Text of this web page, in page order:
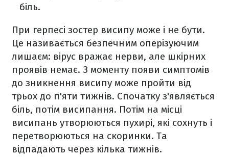
біль.
При герпесі зостер висипу може і не бути.
Це називається безпечним оперізуючим
лишаєм: вірус вражає нерви, але шкірних
проявів немає. З моменту появи симптомів
до зникнення висипу може пройти від
трьох до п'яти тижнів. Спочатку з'являється
біль, потім висипання. Потім на місці
висипань утворюються пухирі, які сохнуть і
перетворюються на скоринки. Та
відпадають через кілька тижнів.